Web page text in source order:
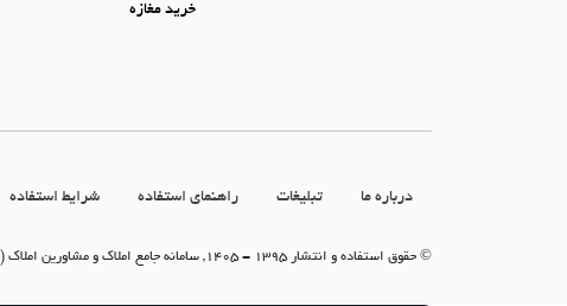
خرید مغازه
درباره ما تبلیغات راهنمای استفاده شرایط استفاده
© حقوق استفاده و انتشار 1395 - 1405, سامانه جامع املاک و مشاورین املاک (سامانه جاما)